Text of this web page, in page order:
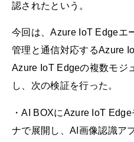
認されたという。
今回は、Azure IoT Edgeエ
管理と通信対応するAzure
Azure IoT Edgeの複数モジ
し、次の検証を行った。
・AI BOXにAzure IoT
ナで展開し、AI画像認識ア